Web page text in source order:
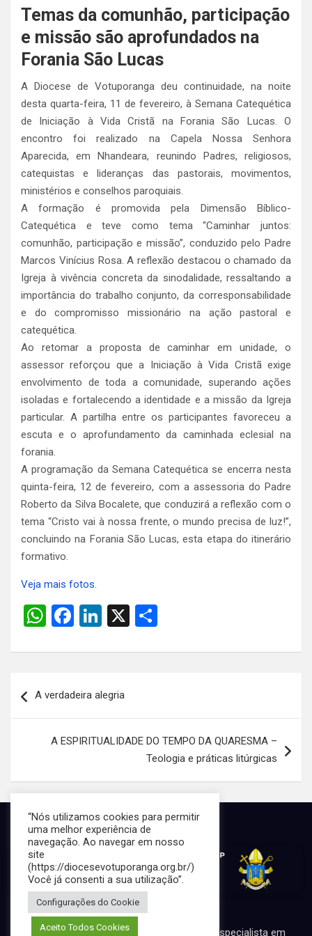
Temas da comunhão, participação
e missão são aprofundados na
Forania São Lucas
A Diocese de Votuporanga deu continuidade, na noite
desta quarta-feira, 11 de fevereiro, à Semana Catequética
de Iniciação à Vida Cristã na Forania São Lucas. O
encontro foi realizado na Capela Nossa Senhora
Aparecida, em Nhandeara, reunindo Padres, religiosos,
catequistas e lideranças das pastorais, movimentos,
ministérios e conselhos paroquiais.
A formação é promovida pela Dimensão Bíblico-
Catequética e teve como tema “Caminhar juntos:
comunhão, participação e missão”, conduzido pelo Padre
Marcos Vinícius Rosa. A reflexão destacou o chamado da
Igreja à vivência concreta da sinodalidade, ressaltando a
importância do trabalho conjunto, da corresponsabilidade
e do compromisso missionário na ação pastoral e
catequética.
Ao retomar a proposta de caminhar em unidade, o
assessor reforçou que a Iniciação à Vida Cristã exige
envolvimento de toda a comunidade, superando ações
isoladas e fortalecendo a identidade e a missão da Igreja
particular. A partilha entre os participantes favoreceu a
escuta e o aprofundamento da caminhada eclesial na
forania.
A programação da Semana Catequética se encerra nesta
quinta-feira, 12 de fevereiro, com a assessoria do Padre
Roberto da Silva Bocalete, que conduzirá a reflexão com o
tema “Cristo vai à nossa frente, o mundo precisa de luz!”,
concluindo na Forania São Lucas, esta etapa do itinerário
formativo.
Veja mais fotos.
W
at
A
p
p
F
ce
o
o
k
Li
ke
n
X
ar
de
A verdadeira alegria
A ESPIRITUALIDADE DO TEMPO DA QUARESMA –
Teologia e práticas litúrgicas
Portal desenvolvido por Marcos Perussi, especialista em
“Nós utilizamos cookies para permitir
uma melhor experiência de
navegação. Ao navegar em nosso
site
(https://diocesevotuporanga.org.br/)
Você já consenti a sua utilização”.
Configurações do Cookie
Aceito Todos Cookies